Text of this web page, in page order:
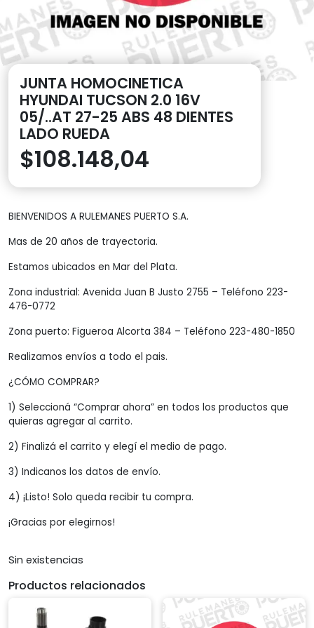
JUNTA HOMOCINETICA
HYUNDAI TUCSON 2.0 16V
05/..AT 27-25 ABS 48 DIENTES
LADO RUEDA
$108.148,04
BIENVENIDOS A RULEMANES PUERTO S.A.
Mas de 20 años de trayectoria.
Estamos ubicados en Mar del Plata.
Zona industrial: Avenida Juan B Justo 2755 – Teléfono 223-
476-0772
Zona puerto: Figueroa Alcorta 384 – Teléfono 223-480-1850
Realizamos envíos a todo el pais.
¿CÓMO COMPRAR?
1) Seleccioná “Comprar ahora” en todos los productos que
quieras agregar al carrito.
2) Finalizá el carrito y elegí el medio de pago.
3) Indicanos los datos de envío.
4) ¡Listo! Solo queda recibir tu compra.
¡Gracias por elegirnos!
Sin existencias
Productos relacionados